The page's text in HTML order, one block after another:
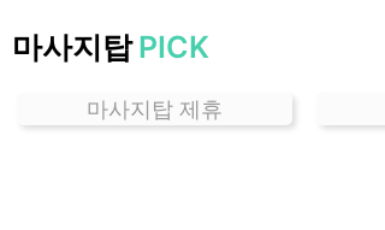
매마사지탑 PICK
마사지탑 제휴